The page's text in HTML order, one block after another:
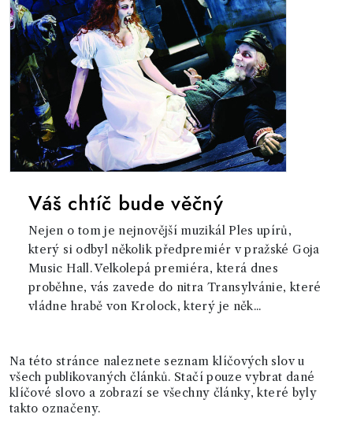
Váš chtíč bude věčný
Nejen o tom je nejnovější muzikál Ples upírů,
který si odbyl několik předpremiér v pražské Goja
Music Hall. Velkolepá premiéra, která dnes
proběhne, vás zavede do nitra Transylvánie, které
vládne hrabě von Krolock, který je něk...
Na této stránce naleznete seznam klíčových slov u
všech publikovaných článků. Stačí pouze vybrat dané
klíčové slovo a zobrazí se všechny články, které byly
takto označeny.